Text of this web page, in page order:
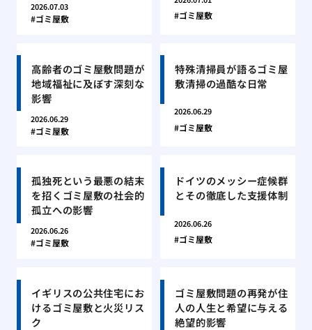
2026.07.03
ゴミ屋敷 ゴミ屋敷
高齢者のゴミ屋敷問題が
地域福祉に及ぼす深刻な
影響
2026.06.29
ゴミ屋敷
特殊清掃員が語るゴミ屋
敷清掃の過酷な日常
2026.06.29
ゴミ屋敷
孤独死という最悪の結末
を招くゴミ屋敷の社会的
孤立への影響
2026.06.26
ゴミ屋敷
ドイツのメッシー症候群
とその徹底した支援体制
2026.06.26
ゴミ屋敷
イギリスの公共住宅にお
けるゴミ屋敷と火災リス
ク
ゴミ屋敷問題の再発が住
人の人生と希望に与える
絶望的影響